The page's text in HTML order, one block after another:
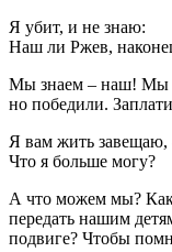
Я убит, и не знаю:
Наш ли Ржев,
Мы знаем – наш! Мы
но победили.
Я вам жить завещаю,
Что я больше могу?
А что можем мы? Как
передать нашим
подвиге? Чтобы